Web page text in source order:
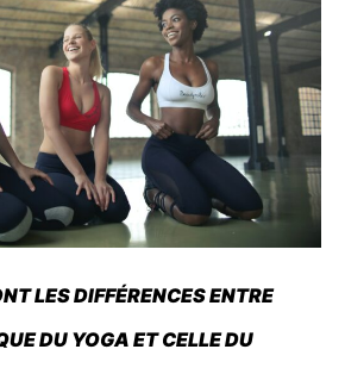
LES DIFFÉRENCES ENTRE
DU YOGA ET CELLE DU